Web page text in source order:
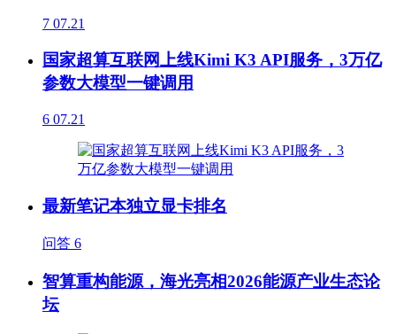
7 07.21
国家超算互联网上线Kimi K3 API服务，3万亿
参数大模型一键调用
6 07.21
最新笔记本独立显卡排名
问答 6
智算重构能源，海光亮相2026能源产业生态论
坛